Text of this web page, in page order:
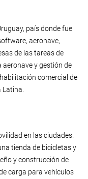
país donde fue
aeronave,
de las tareas de
aeronave y gestión de
comercial de
en las ciudades.
tienda de bicicletas y
y construcción de
carga para vehículos